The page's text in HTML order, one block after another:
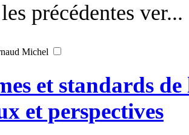
précédentes ver...
Auteur : Arnaud Michel
et standards de
et perspectives